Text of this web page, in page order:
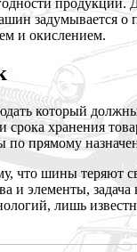
продукции.
задумывается
и окислением.
который
хранения
прямому
что шины теряют
элементы,
лишь